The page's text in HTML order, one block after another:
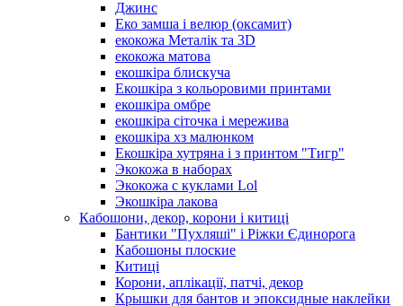
Джинс
Еко замша і велюр (оксамит)
екокожа Металік та 3D
екокожа матова
екошкіра блискуча
Екошкіра з кольоровими принтами
екошкіра омбре
екошкіра сіточка і мережива
екошкіра хз малюнком
Екошкіра хутряна і з принтом "Тигр"
Экокожа в наборах
Экокожа с куклами Lol
Экошкiра лакова
Кабошони, декор, корони і китиці
Бантики "Пухляші" і Ріжки Єдинорога
Кабошоны плоские
Китиці
Корони, аплікації, патчі, декор
Крышки для бантов и эпоксидные наклейки